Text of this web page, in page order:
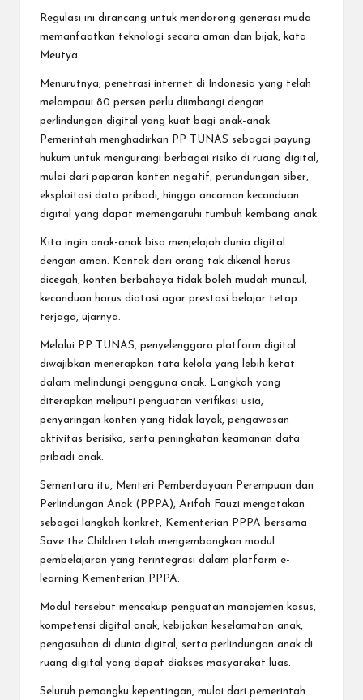
Regulasi ini dirancang untuk mendorong generasi muda
memanfaatkan teknologi secara aman dan bijak, kata
Meutya.
Menurutnya, penetrasi internet di Indonesia yang telah
melampaui 80 persen perlu diimbangi dengan
perlindungan digital yang kuat bagi anak-anak.
Pemerintah menghadirkan PP TUNAS sebagai payung
hukum untuk mengurangi berbagai risiko di ruang digital,
mulai dari paparan konten negatif, perundungan siber,
eksploitasi data pribadi, hingga ancaman kecanduan
digital yang dapat memengaruhi tumbuh kembang anak.
Kita ingin anak-anak bisa menjelajah dunia digital
dengan aman. Kontak dari orang tak dikenal harus
dicegah, konten berbahaya tidak boleh mudah muncul,
kecanduan harus diatasi agar prestasi belajar tetap
terjaga, ujarnya.
Melalui PP TUNAS, penyelenggara platform digital
diwajibkan menerapkan tata kelola yang lebih ketat
dalam melindungi pengguna anak. Langkah yang
diterapkan meliputi penguatan verifikasi usia,
penyaringan konten yang tidak layak, pengawasan
aktivitas berisiko, serta peningkatan keamanan data
pribadi anak.
Sementara itu, Menteri Pemberdayaan Perempuan dan
Perlindungan Anak (PPPA), Arifah Fauzi mengatakan
sebagai langkah konkret, Kementerian PPPA bersama
Save the Children telah mengembangkan modul
pembelajaran yang terintegrasi dalam platform e-
learning Kementerian PPPA.
Modul tersebut mencakup penguatan manajemen kasus,
kompetensi digital anak, kebijakan keselamatan anak,
pengasuhan di dunia digital, serta perlindungan anak di
ruang digital yang dapat diakses masyarakat luas.
Seluruh pemangku kepentingan, mulai dari pemerintah